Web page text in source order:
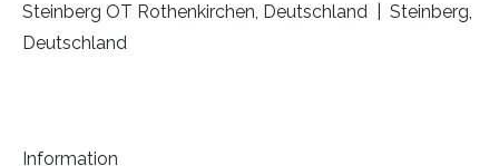
Steinberg OT Rothenkirchen, Deutschland
Steinberg,
Deutschland
Information